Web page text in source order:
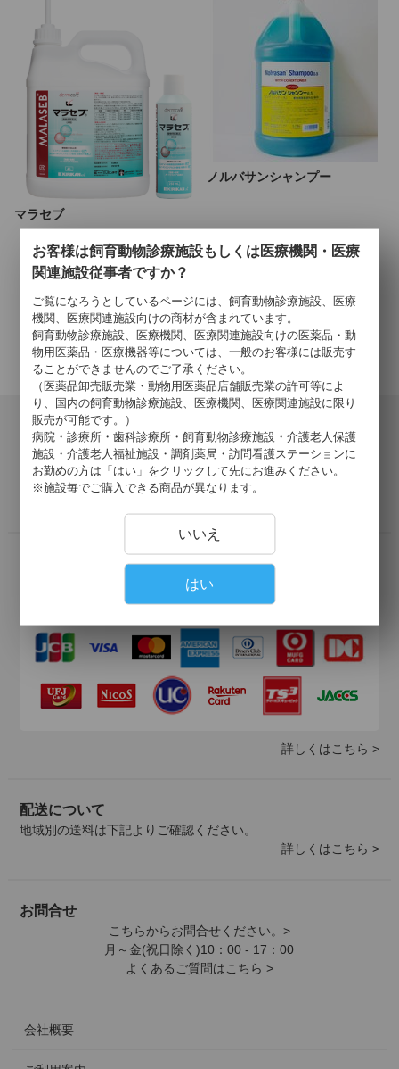
マラセブ
ノルバサンシャンプー
4 件中 1〜4件目
会員登録について
当サイトでの購入には会員登録が必要となります。
登録の認証が済みましたら、会員登録完了のご報告を、ご登録
メールアドレス宛にご連絡いたします。
お支払いについて
掛け払い・クレジットカード・代引きがご利用いただけます。
以下のクレジットカードがご利用可能です。
詳しくはこちら >
配送について
地域別の送料は下記よりご確認ください。
詳しくはこちら >
お問合せ
こちらからお問合せください。>
月～金(祝日除く)10：00 - 17：00
よくあるご質問はこちら >
会社概要
お客様は飼育動物診療施設もしくは医療機関・医療
関連施設従事者ですか？
ご覧になろうとしているページには、飼育動物診療施設、医療
機関、医療関連施設向けの商材が含まれています。
飼育動物診療施設、医療機関、医療関連施設向けの医薬品・動
物用医薬品・医療機器等については、一般のお客様には販売す
ることができませんのでご了承ください。
（医薬品卸売販売業・動物用医薬品店舗販売業の許可等によ
り、国内の飼育動物診療施設、医療機関、医療関連施設に限り
販売が可能です。）
病院・診療所・歯科診療所・飼育動物診療施設・介護老人保護
施設・介護老人福祉施設・調剤薬局・訪問看護ステーションに
お勤めの方は「はい」をクリックして先にお進みください。
※施設毎でご購入できる商品が異なります。
いいえ
はい